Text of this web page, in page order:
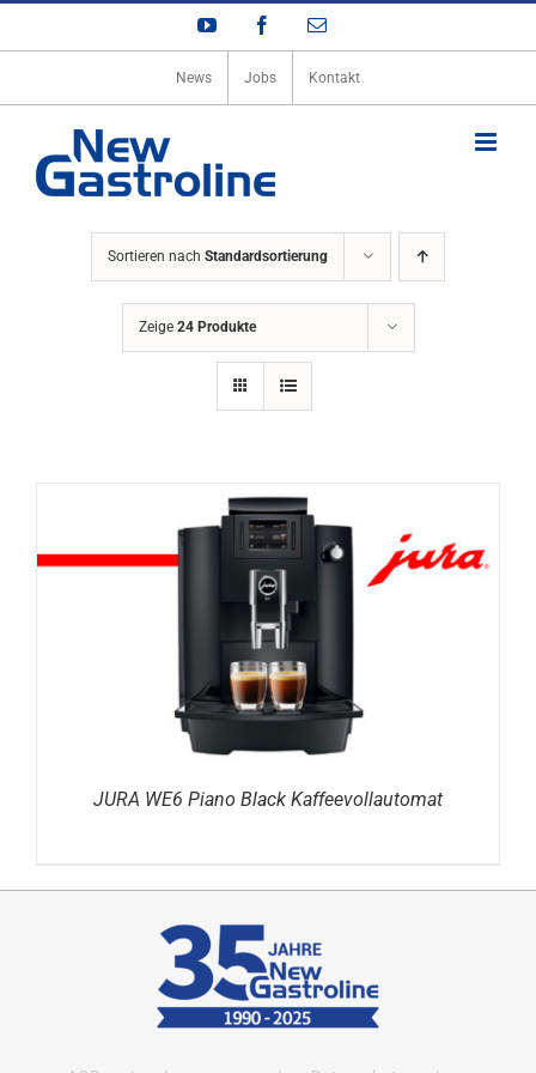
Zum
YouTube Facebook
E-
News Jobs Kontakt
Sortieren nach Standardsortierung
Zeige 24 Produkte
DETAILS
JURA WE6 Piano Black Kaffeevollautomat